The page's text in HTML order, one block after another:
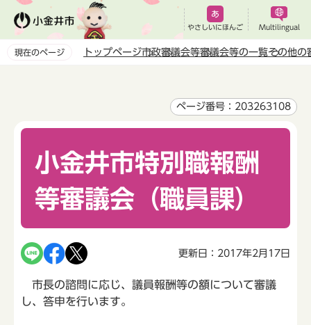
ペ
やさしいにほんご Multilingual
現在のページ トップページ市政審議会等審議会等の一覧その他の
ページ番号：203263108
小金井市特別職報酬
等審議会（職員課）
更新日：2017年2月17日
市長の諮問に応じ、議員報酬等の額について審議
し、答申を行います。